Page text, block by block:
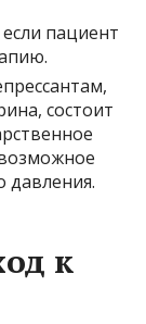
пациент
состоит
давления.
к